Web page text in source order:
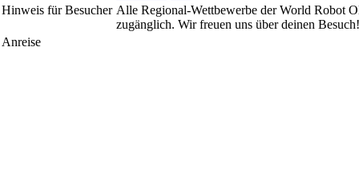
Hinweis für Besucher Alle Regional-Wettbewerbe der World Robot
zugänglich. Wir freuen uns über deinen
Anreise